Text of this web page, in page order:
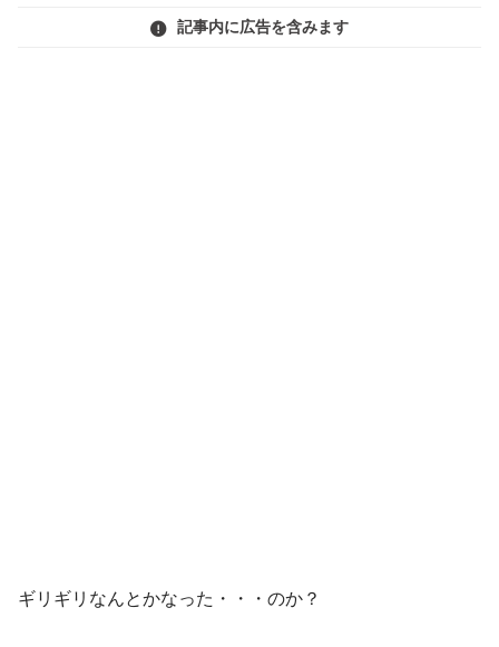
記事内に広告を含みます
ギリギリなんとかなった・・・のか？